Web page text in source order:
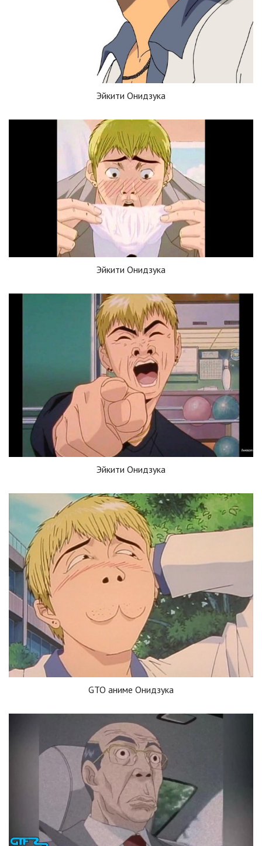
Эйкити Онидзука
Эйкити Онидзука
Эйкити Онидзука
GTO аниме Онидзука